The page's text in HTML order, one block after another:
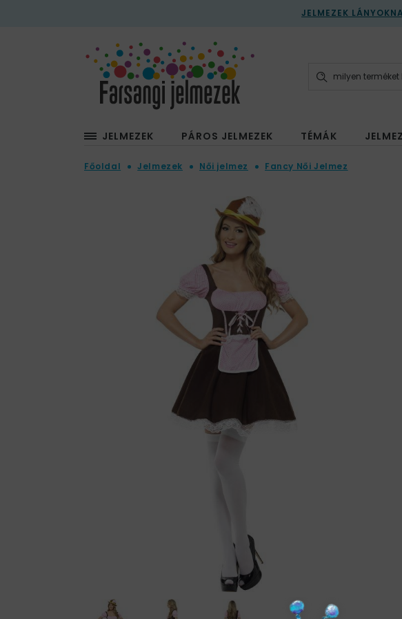
JELMEZEK
JELMEZEK PÁROS JELMEZEK TÉMÁK
Főoldal Jelmezek Női jelmez Fancy Női Jelmez